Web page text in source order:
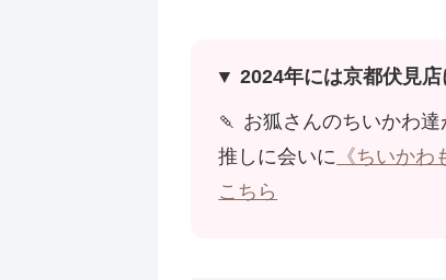
▼ 2024年には京都伏見店
🍡 お狐さんのちいかわ達
推しに会いに 《ちいか
こちら